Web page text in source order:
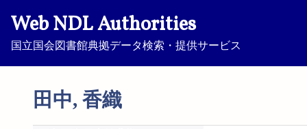
Web NDL Authorities
国立国会図書館典拠データ検索・提供サービス
田中, 香織